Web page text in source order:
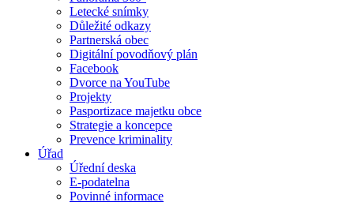
Letecké snímky
Důležité odkazy
Partnerská obec
Digitální povodňový plán
Facebook
Dvorce na YouTube
Projekty
Pasportizace majetku obce
Strategie a koncepce
Prevence kriminality
Úřad
Úřední deska
E-podatelna
Povinné informace